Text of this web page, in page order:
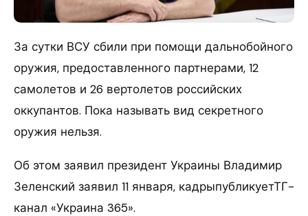
За сутки ВСУ сбили при помощи дальнобойного
оружия, предоставленного партнерами, 12
самолетов и 26 вертолетов российских
оккупантов. Пока называть вид секретного
оружия нельзя.
Об этом заявил президент Украины Владимир
Зеленский заявил 11 января, кадрыпубликуетТГ-
канал «Украина 365».